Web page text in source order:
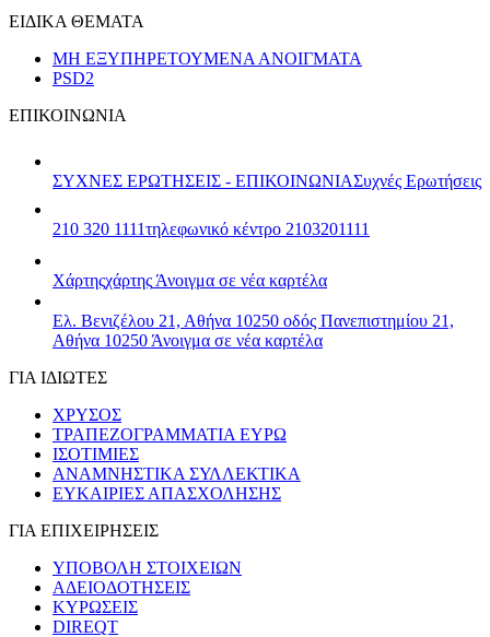
ΕΙΔΙΚΑ ΘΕΜΑΤΑ
ΜΗ ΕΞΥΠΗΡΕΤΟΥΜΕΝΑ ΑΝΟΙΓΜΑΤΑ
PSD2
ΕΠΙΚΟΙΝΩΝΙΑ
ΣΥΧΝΕΣ ΕΡΩΤΗΣΕΙΣ - ΕΠΙΚΟΙΝΩΝΙΑΣυχνές Ερωτήσεις
210 320 1111τηλεφωνικό κέντρο 2103201111
Χάρτηςχάρτης Άνοιγμα σε νέα καρτέλα
Ελ. Βενιζέλου 21, Αθήνα 10250 οδός Πανεπιστημίου 21,
Αθήνα 10250 Άνοιγμα σε νέα καρτέλα
ΓΙΑ ΙΔΙΩΤΕΣ
ΧΡΥΣΟΣ
ΤΡΑΠΕΖΟΓΡΑΜΜΑΤΙΑ ΕΥΡΩ
ΙΣΟΤΙΜΙΕΣ
ΑΝΑΜΝΗΣΤΙΚΑ ΣΥΛΛΕΚΤΙΚΑ
ΕΥΚΑΙΡΙΕΣ ΑΠΑΣΧΟΛΗΣΗΣ
ΓΙΑ ΕΠΙΧΕΙΡΗΣΕΙΣ
ΥΠΟΒΟΛΗ ΣΤΟΙΧΕΙΩΝ
ΑΔΕΙΟΔΟΤΗΣΕΙΣ
ΚΥΡΩΣΕΙΣ
DIREQT